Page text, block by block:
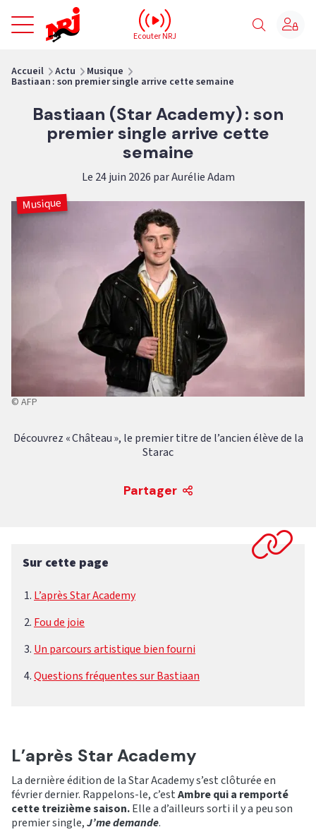
NRJ - Accueil
Ecouter NRJ
Accueil Actu Musique
Bastiaan : son premier single arrive cette semaine
Bastiaan (Star Academy) : son
premier single arrive cette
semaine
Le 24 juin 2026 par Aurélie Adam
Musique
© AFP
Découvrez « Château », le premier titre de l’ancien élève de la
Starac
Partager
Sur cette page
L’après Star Academy
Fou de joie
Un parcours artistique bien fourni
Questions fréquentes sur Bastiaan
L’après Star Academy
La dernière édition de la Star Academy s’est clôturée en
février dernier. Rappelons-le, c’estAmbre qui a remporté
cette treizième saison.Elle a d’ailleurs sorti il y a peu son
premier single,J’me demande.